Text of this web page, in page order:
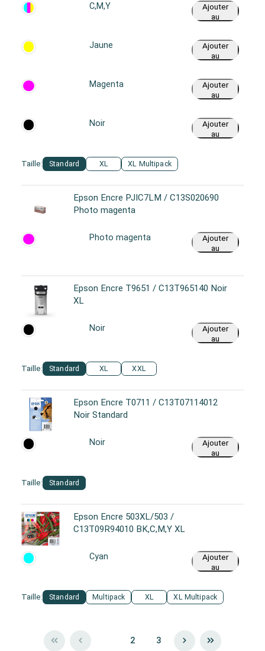
Taille: Standard XL XL Multipack
C,M,Y
Ajouter
au
Jaune
Ajouter
au
Magenta
Ajouter
au
Noir
Ajouter
au
Epson Encre PJIC7LM / C13S020690
Photo magenta
Photo magenta
Ajouter
au
Epson Encre T9651 / C13T965140 Noir
XL
Taille: Standard XL XXL
Noir
Ajouter
au
Epson Encre T0711 / C13T07114012
Noir Standard
Taille: Standard
Noir
Ajouter
au
Epson Encre 503XL/503 /
C13T09R94010 BK,C,M,Y XL
Taille: Standard Multipack XL XL Multipack
Cyan
Ajouter
au
2 3